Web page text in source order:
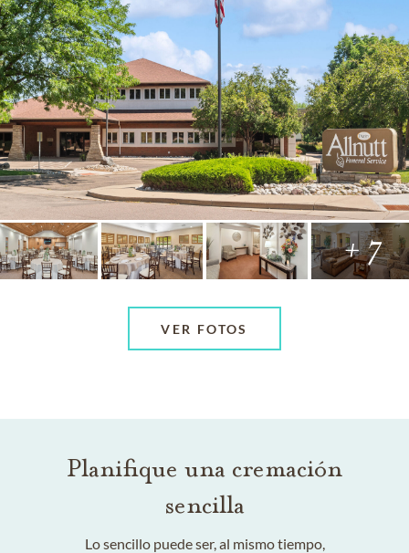
+ 7
VER FOTOS
Planifique una cremación
sencilla
Lo sencillo puede ser, al mismo tiempo,